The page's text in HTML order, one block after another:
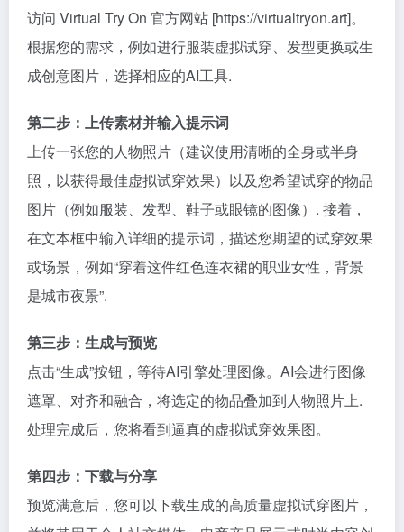
访问 Virtual Try On 官方网站 [https://virtualtryon.art]。
根据您的需求，例如进行服装虚拟试穿、发型更换或生
成创意图片，选择相应的AI工具.
第二步：上传素材并输入提示词
上传一张您的人物照片（建议使用清晰的全身或半身
照，以获得最佳虚拟试穿效果）以及您希望试穿的物品
图片（例如服装、发型、鞋子或眼镜的图像）. 接着，
在文本框中输入详细的提示词，描述您期望的试穿效果
或场景，例如“穿着这件红色连衣裙的职业女性，背景
是城市夜景”.
第三步：生成与预览
点击“生成”按钮，等待AI引擎处理图像。AI会进行图像
遮罩、对齐和融合，将选定的物品叠加到人物照片上.
处理完成后，您将看到逼真的虚拟试穿效果图。
第四步：下载与分享
预览满意后，您可以下载生成的高质量虚拟试穿图片，